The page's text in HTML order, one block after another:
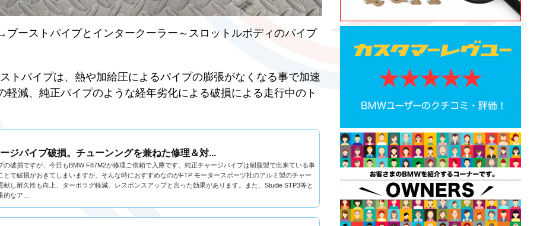
ーストパイプとインタークーラー～スロットルボディのパイプ
トパイプは、熱や加給圧によるパイプの膨張がなくなる事で加速
減、純正パイプのような経年劣化による破損による走行中のト
ジパイプ破損。チューンングを兼ねた修理＆対...
破損ですが、今日もBMW F87M2が修理ご依頼で入庫です。純正チャージパイプは樹脂製で出来ている事
で破損がおきてしまいますが、そんな時におすすめなのがFTP モータースポーツ社のアルミ製のチャー
し耐久性も向上、ターボラグ軽減、レスポンスアップと言った効果があります。また、Studie STP3等と
なア...